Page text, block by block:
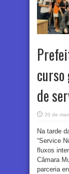
de
20 de
Na tarde
“Service
fluxos
Câmara
parceria